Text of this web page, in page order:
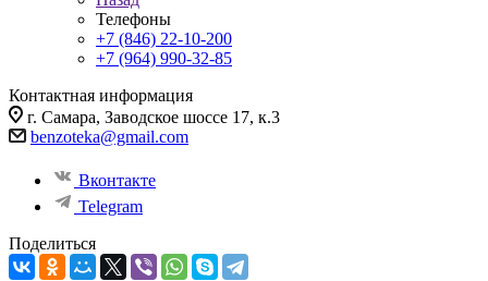
Телефоны
+7 (846) 22-10-200
+7 (964) 990-32-85
Контактная информация
г. Самара, Заводское шоссе 17, к.3
benzoteka@gmail.com
Вконтакте
Telegram
Поделиться